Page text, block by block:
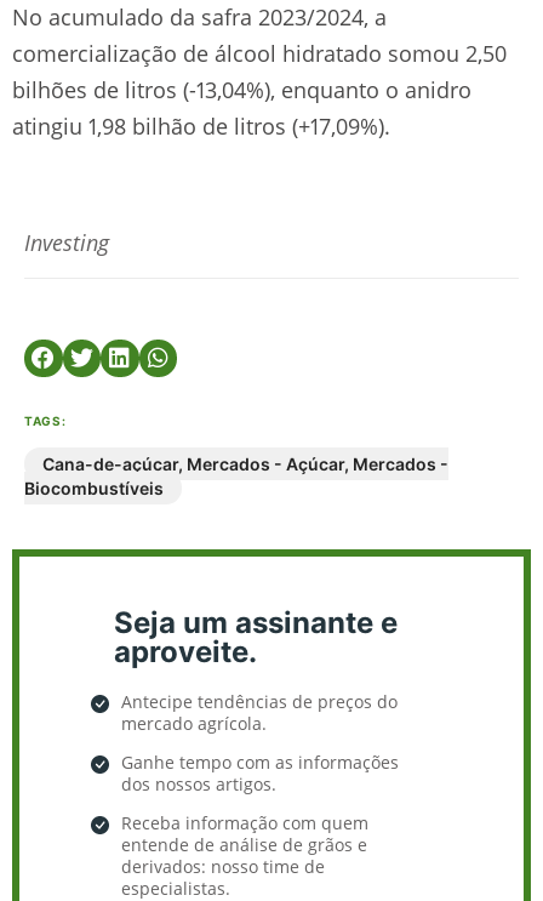
No acumulado da safra 2023/2024, a
comercialização de álcool hidratado somou 2,50
bilhões de litros (-13,04%), enquanto o anidro
atingiu 1,98 bilhão de litros (+17,09%).
Investing
TAGS:
Cana-de-açúcar, Mercados - Açúcar, Mercados -
Biocombustíveis
Seja um assinante e
aproveite.
Antecipe tendências de preços do
mercado agrícola.
Ganhe tempo com as informações
dos nossos artigos.
Receba informação com quem
entende de análise de grãos e
derivados: nosso time de
especialistas.